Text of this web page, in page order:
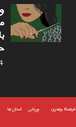
فرهنگ وهنری ورزشی
استان ها